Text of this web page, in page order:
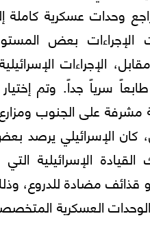
وحدات عسكرية
الإجراءات بعض
الإجراءات
سرياً جداً. وتم
على الجنوب
الإسرائيلي يرصد
الإسرائيلية
مضادة للدروع،
العسكرية